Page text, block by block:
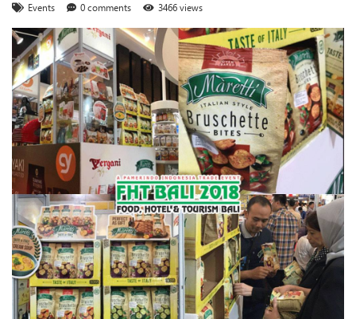
Events 0 comments 3466 views